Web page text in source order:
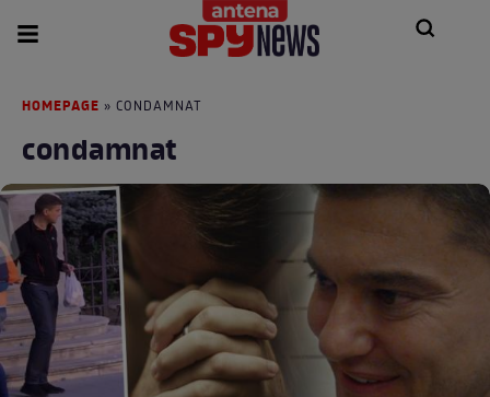
HOMEPAGE » CONDAMNAT
condamnat